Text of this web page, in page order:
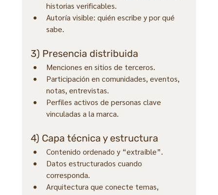
historias verificables.
Autoría visible: quién escribe y por qué
sabe.
3) Presencia distribuida
Menciones en sitios de terceros.
Participación en comunidades, eventos,
notas, entrevistas.
Perfiles activos de personas clave
vinculadas a la marca.
4) Capa técnica y estructura
Contenido ordenado y “extraíble”.
Datos estructurados cuando
corresponda.
Arquitectura que conecte temas,